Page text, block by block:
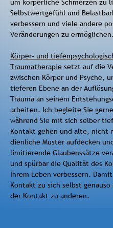
um körperliche Schmerzen zu
Selbstwertgefühl und
verbessern und viele andere
Veränderungen zu ermöglichen.
Körper- und
Traumatherapie setzt auf die
zwischen Körper und Psyche,
tieferen Ebene an der
Trauma an seinem
arbeiten. Ich begleite Sie
während Sie mit sich selber
Kontakt gehen und alte, nicht
dienliche Muster aufdecken
limitierende Glaubenssätze
und spürbar die Qualität des
Ihrem Leben verbessern.
Kontakt zu sich selbst
der Kontakt zu anderen.